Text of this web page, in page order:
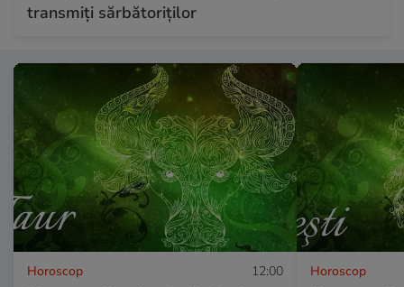
transmiți sărbătoriților
Horoscop 12:00 Horoscop